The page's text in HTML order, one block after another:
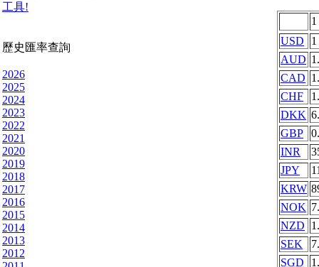
工具!
歷史匯率查詢
2026
2025
2024
2023
2022
2021
2020
2019
2018
2017
2016
2015
2014
2013
2012
1
USD
1
AUD
CAD
CHF
DKK
GBP
INR
JPY
KRW
NOK
NZD
SEK
SGD